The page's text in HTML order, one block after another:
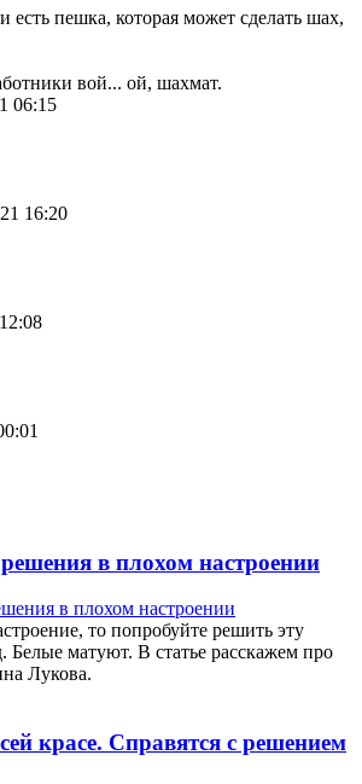
есть пешка, которая может сделать шах,
вой... ой, шахмат.
06:15
16:20
в плохом настроении
то попробуйте решить эту
Белые матуют. В статье расскажем про
Лукова.
красе. Справятся с решением